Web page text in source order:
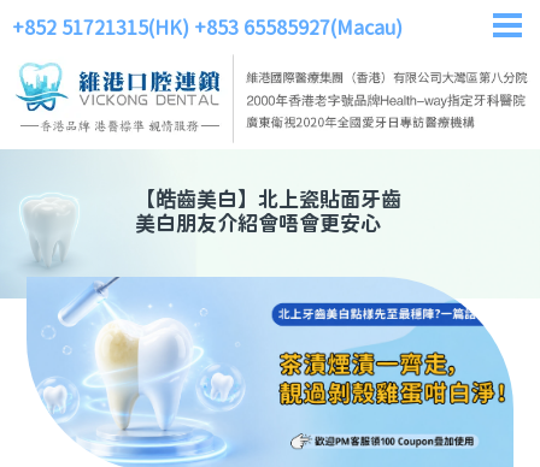
+852 51721315(HK) +853 65585927(Macau)
【皓齒美白】 北上瓷貼面牙齒
美白朋友介紹會唔會更安心